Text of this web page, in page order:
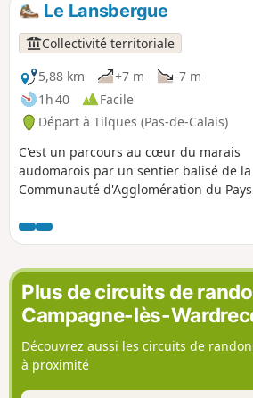
pour la prise de Thérouanne. C'est un
Communauté d'Agglomération du Pays
Le Lansbergue
Collectivité territoriale
5,88 km
+7 m
-7 m
1h 40
Facile
Départ à Tilques (Pas-de-Calais)
C'est un parcours au cœur du marais
audomarois par un sentier balisé de la
Communauté d'Agglomération du Pays
Plus de circuits de
Campagne-lès-
Découvrez aussi les circuits de
à proximité